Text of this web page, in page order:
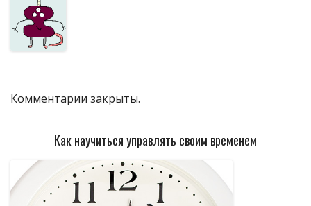
Комментарии закрыты.
Как научиться управлять своим временем